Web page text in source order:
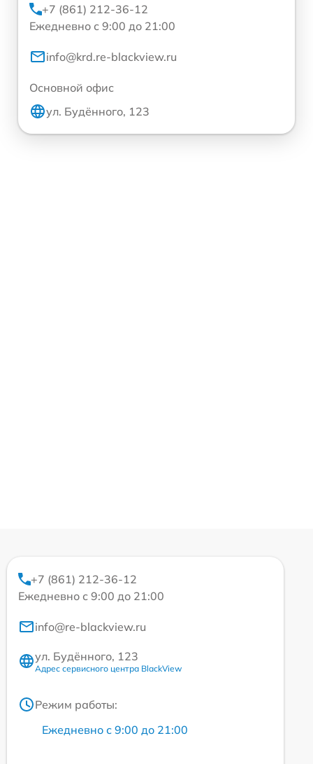
+7 (861) 212-36-12
Ежедневно с 9:00 до 21:00
info@krd.re-blackview.ru
Основной офис
ул. Будённого, 123
+7 (861) 212-36-12
Ежедневно с 9:00 до 21:00
info@re-blackview.ru
ул. Будённого, 123
Адрес сервисного центра BlackView
Режим работы:
Ежедневно с 9:00 до 21:00